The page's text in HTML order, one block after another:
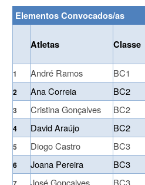
Elementos Convocados/as
Atletas Classe
1 André Ramos BC1
2 Ana Correia BC2
3 Cristina Gonçalves BC2
4 David Araújo BC2
5 Diogo Castro BC3
6 Joana Pereira BC3
José Gonçalves BC3